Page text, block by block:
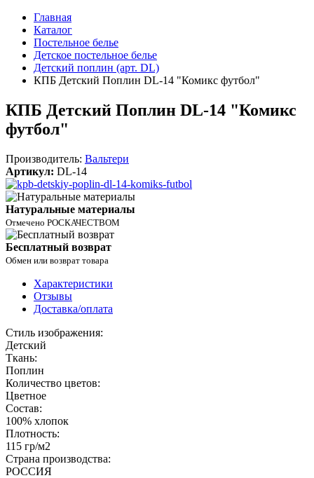
Главная
Каталог
Постельное белье
Детское постельное белье
Детский поплин (арт. DL)
КПБ Детский Поплин DL-14 "Комикс футбол"
КПБ Детский Поплин DL-14 "Комикс
футбол"
Производитель: Вальтери
Артикул: DL-14
Натуральные материалы
Отмечено РОСКАЧЕСТВОМ
Бесплатный возврат
Обмен или возврат товара
Характеристики
Отзывы
Доставка/оплата
Стиль изображения:
Детский
Ткань:
Поплин
Количество цветов:
Цветное
Состав:
100% хлопок
Плотность:
115 гр/м2
Страна производства:
РОССИЯ